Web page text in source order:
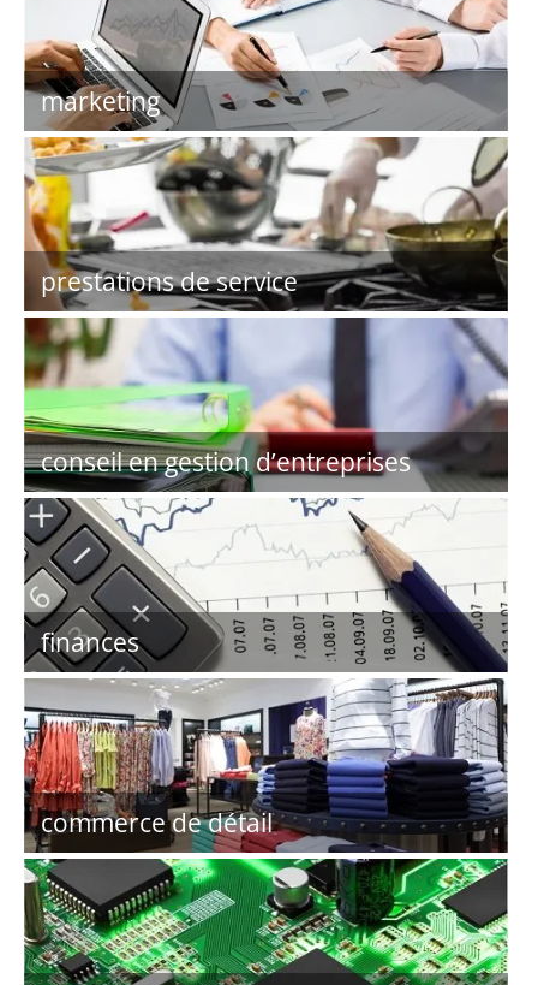
marketing
prestations de service
conseil en gestion d’entreprises
finances
commerce de détail